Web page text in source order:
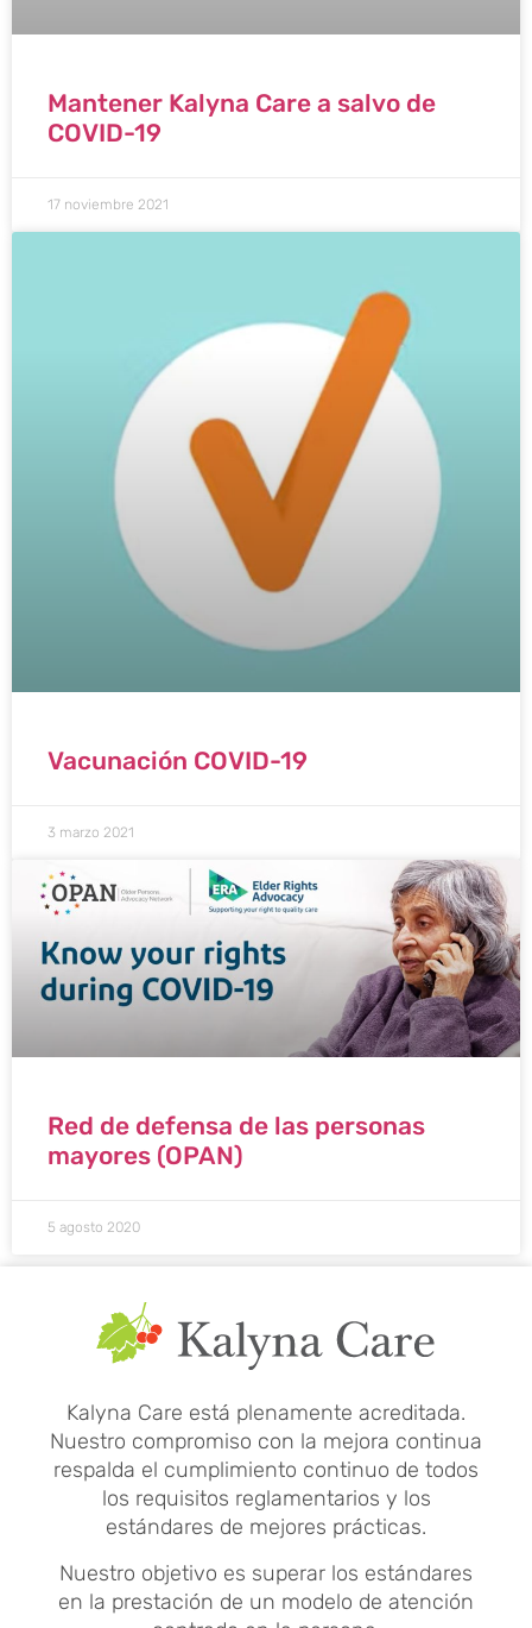
Mantener Kalyna Care a salvo de
COVID-19
17 noviembre 2021
Vacunación COVID-19
3 marzo 2021
Red de defensa de las personas
mayores (OPAN)
5 agosto 2020
Kalyna Care está plenamente acreditada.
Nuestro compromiso con la mejora continua
respalda el cumplimiento continuo de todos
los requisitos reglamentarios y los
estándares de mejores prácticas.
Nuestro objetivo es superar los estándares
en la prestación de un modelo de atención